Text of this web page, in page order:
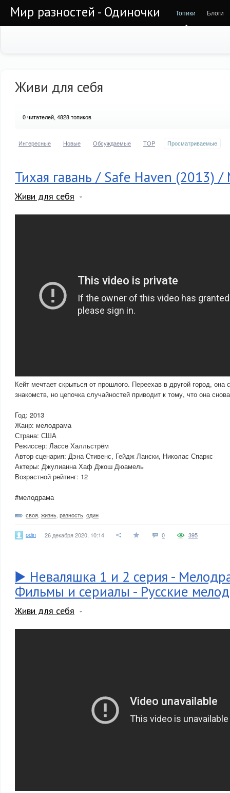
Мир разностей - Одиночки Топики Блоги
Живи для себя
0читателей, 4828 топиков
Интересные Новые Обсуждаемые TOP Просматриваемые
Тихая гавань / Safe Haven (2013)
Живи для себя
Кейт мечтает скрыться от прошлого. Переехав в другой город, она
знакомств, но цепочка случайностей приводит к тому, что она
Год: 2013
Жанр: мелодрама
Страна: США
Режиссер: Лассе Халльстрём
Автор сценария: Дэна Стивенс, Гейдж Лански, Николас Спаркс
Актеры: Джулианна Хаф Джош Дюамель
Возрастной рейтинг: 12
#мелодрама
своя жизнь разность один
odin 26 декабря 2020, 10:14 0 395
▶️ Неваляшка 1 и 2 серия -
Фильмы и сериалы - Русские
Живи для себя